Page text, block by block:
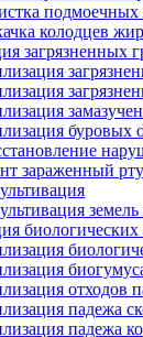
колодцев
загрязненных
буровых
зараженный
биологических
отходов
падежа
падежа